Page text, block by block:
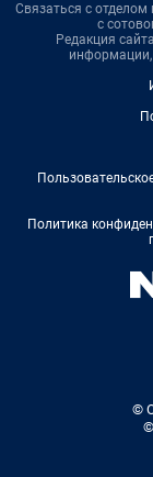
Связаться с
с
Редакция
Политика
©